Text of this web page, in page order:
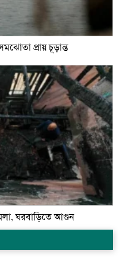
প্রায় চূড়ান্ত
ঘরবাড়িতে আগুন